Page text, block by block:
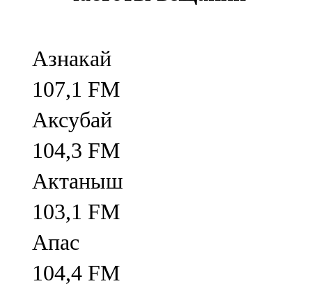
Азнакай
107,1 FM
Аксубай
104,3 FM
Актаныш
103,1 FM
Апас
104,4 FM